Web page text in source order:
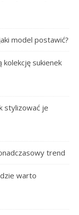
model postawić?
kolekcję sukienek
stylizować je
trend
warto